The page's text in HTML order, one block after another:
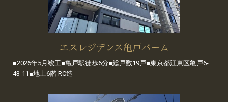
エスレジデンス亀戸バーム
■2026年5月竣工■亀戸駅徒歩6分■総戸数19戸■東京都江東区亀戸6-
43-11■地上6階 RC造